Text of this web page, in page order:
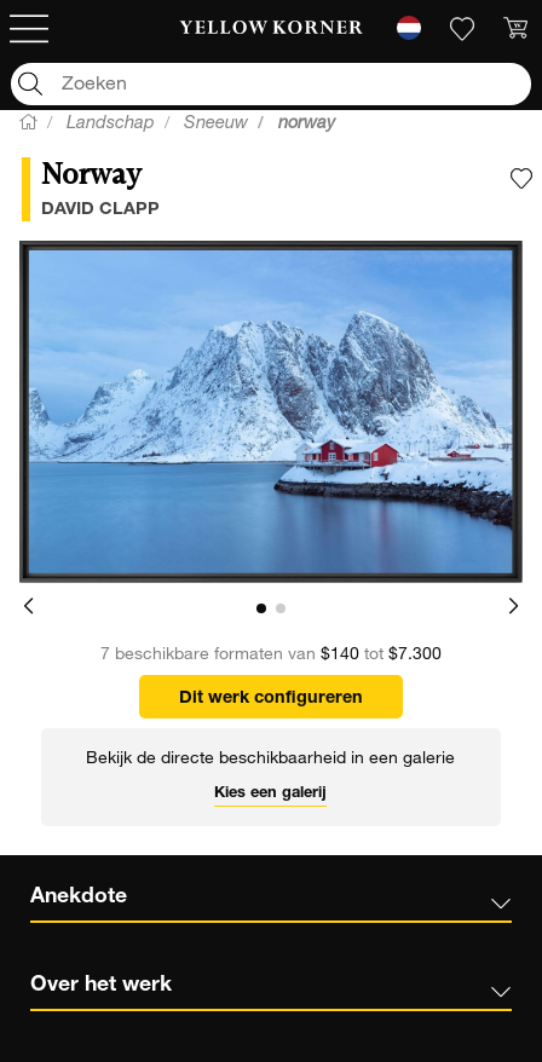
Landschap Sneeuw norway
Norway
DAVID CLAPP
7 beschikbare formaten van $140 tot $7.300
Dit werk configureren
Bekijk de directe beschikbaarheid in een galerie
Kies een galerij
Anekdote
Over het werk